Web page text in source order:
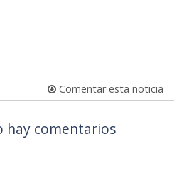
Comentar esta noticia
hay comentarios